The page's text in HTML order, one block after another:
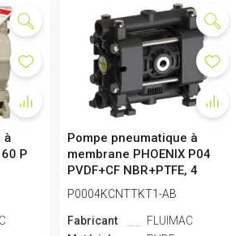
à
P
Pompe pneumatique à
membrane PHOENIX P04
PVDF+CF NBR+PTFE, 4
l/min
P0004KCNTTKT1-AB
Fabricant
FLUIMAC